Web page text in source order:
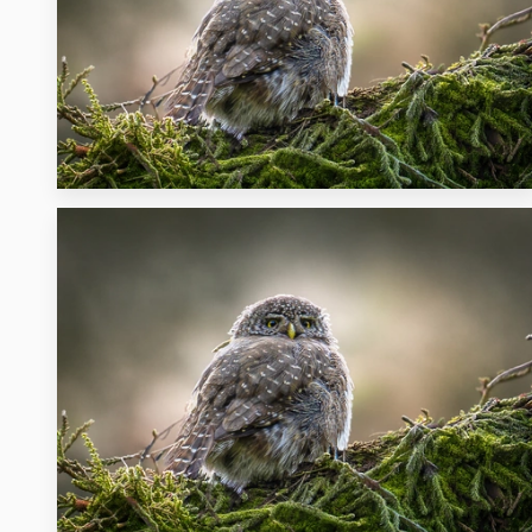
26
34